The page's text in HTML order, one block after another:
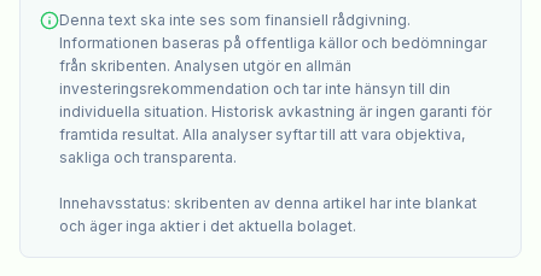
Denna text ska inte ses som finansiell rådgivning.
Informationen baseras på offentliga källor och bedömningar
från skribenten. Analysen utgör en allmän
investeringsrekommendation och tar inte hänsyn till din
individuella situation. Historisk avkastning är ingen garanti för
framtida resultat. Alla analyser syftar till att vara objektiva,
sakliga och transparenta.
Innehavsstatus: skribenten av denna artikel har inte blankat
och äger inga aktier i det aktuella bolaget.